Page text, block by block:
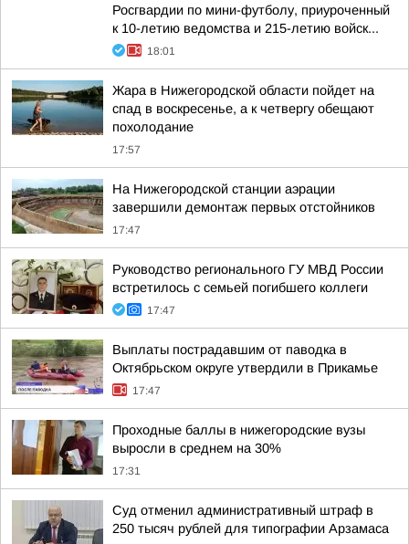
Росгвардии по мини-футболу, приуроченный
к 10-летию ведомства и 215-летию войск...
18:01
Жара в Нижегородской области пойдет на
спад в воскресенье, а к четвергу обещают
похолодание
17:57
На Нижегородской станции аэрации
завершили демонтаж первых отстойников
17:47
Руководство регионального ГУ МВД России
встретилось с семьей погибшего коллеги
17:47
Выплаты пострадавшим от паводка в
Октябрьском округе утвердили в Прикамье
17:47
Проходные баллы в нижегородские вузы
выросли в среднем на 30%
17:31
Суд отменил административный штраф в
250 тысяч рублей для типографии Арзамаса